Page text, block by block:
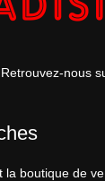
Retrouvez-nous
la boutique de